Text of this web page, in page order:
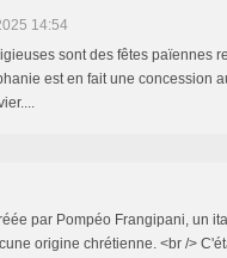
14:54
sont des fêtes païennes
est en fait une concession
par Pompéo Frangipani, un
origine chrétienne. <br />